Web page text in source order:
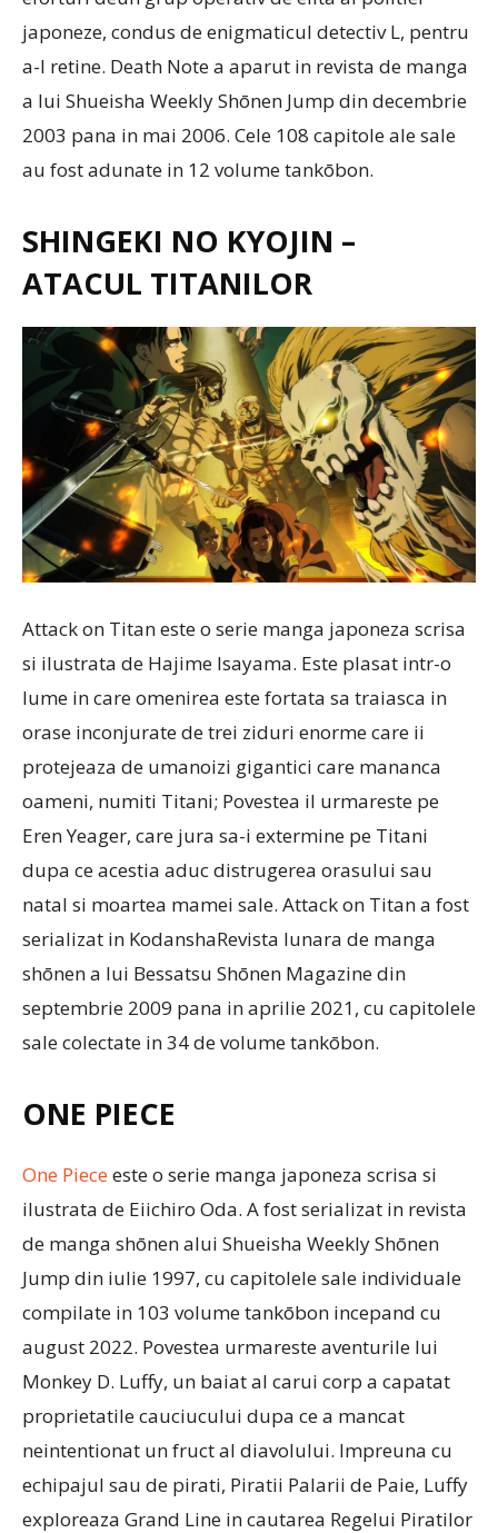
japoneze, condus de enigmaticul detectiv L, pentru
a-l retine. Death Note a aparut in revista de manga
a lui Shueisha Weekly Shōnen Jump din decembrie
2003 pana in mai 2006. Cele 108 capitole ale sale
au fost adunate in 12 volume tankōbon.
SHINGEKI NO KYOJIN –
ATACUL TITANILOR
Attack on Titan este o serie manga japoneza scrisa
si ilustrata de Hajime Isayama. Este plasat intr-o
lume in care omenirea este fortata sa traiasca in
orase inconjurate de trei ziduri enorme care ii
protejeaza de umanoizi gigantici care mananca
oameni, numiti Titani; Povestea il urmareste pe
Eren Yeager, care jura sa-i extermine pe Titani
dupa ce acestia aduc distrugerea orasului sau
natal si moartea mamei sale. Attack on Titan a fost
serializat in KodanshaRevista lunara de manga
shōnen a lui Bessatsu Shōnen Magazine din
septembrie 2009 pana in aprilie 2021, cu capitolele
sale colectate in 34 de volume tankōbon.
ONE PIECE
One Pieceeste o serie manga japoneza scrisa si
ilustrata de Eiichiro Oda. A fost serializat in revista
de manga shōnen alui Shueisha Weekly Shōnen
Jump din iulie 1997, cu capitolele sale individuale
compilate in 103 volume tankōbon incepand cu
august 2022. Povestea urmareste aventurile lui
Monkey D. Luffy, un baiat al carui corp a capatat
proprietatile cauciucului dupa ce a mancat
neintentionat un fruct al diavolului. Impreuna cu
echipajul sau de pirati, Piratii Palarii de Paie, Luffy
exploreaza Grand Line in cautarea Regelui Piratilor